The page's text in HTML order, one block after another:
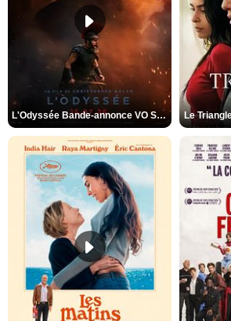
L'Odyssée Bande-annonce VO STFR Le